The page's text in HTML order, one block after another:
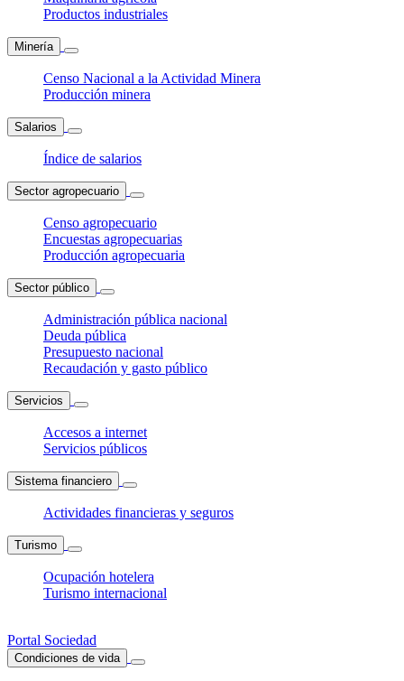
Productos industriales
Minería
Censo Nacional a la Actividad Minera
Producción minera
Salarios
Índice de salarios
Sector agropecuario
Censo agropecuario
Encuestas agropecuarias
Producción agropecuaria
Sector público
Administración pública nacional
Deuda pública
Presupuesto nacional
Recaudación y gasto público
Servicios
Accesos a internet
Servicios públicos
Sistema financiero
Actividades financieras y seguros
Turismo
Ocupación hotelera
Turismo internacional
Portal Sociedad
Condiciones de vida